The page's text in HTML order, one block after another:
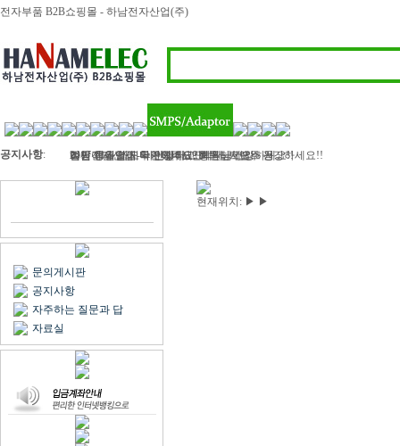
전자부품 B2B쇼핑몰 - 하남전자산업(주)
공지사항: 하남전자산업 - 라인필터, 인덕터, 트랜스 등..
2017 정유년 모두 건강하고 행복하세요
여름 휴가철이 다가왔네요? 회원님! 모두 건강하세요!!
벌써 11월 마지막주이네요..회원님 건강하세요!!
김민아님 입금 확인해주세요
문의게시판
공지사항
자주하는 질문과 답
자료실
현재위치: ▶ ▶